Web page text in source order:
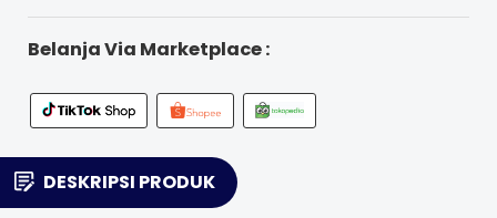
Belanja Via Marketplace :
DESKRIPSI PRODUK